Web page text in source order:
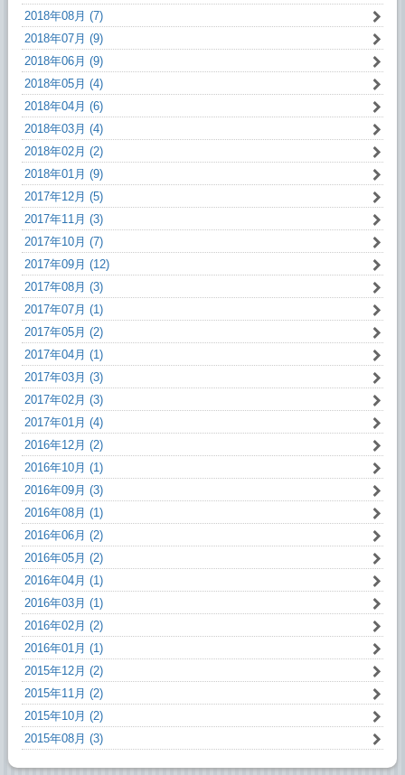
2018年08月 (7)
2018年07月 (9)
2018年06月 (9)
2018年05月 (4)
2018年04月 (6)
2018年03月 (4)
2018年02月 (2)
2018年01月 (9)
2017年12月 (5)
2017年11月 (3)
2017年10月 (7)
2017年09月 (12)
2017年08月 (3)
2017年07月 (1)
2017年05月 (2)
2017年04月 (1)
2017年03月 (3)
2017年02月 (3)
2017年01月 (4)
2016年12月 (2)
2016年10月 (1)
2016年09月 (3)
2016年08月 (1)
2016年06月 (2)
2016年05月 (2)
2016年04月 (1)
2016年03月 (1)
2016年02月 (2)
2016年01月 (1)
2015年12月 (2)
2015年11月 (2)
2015年10月 (2)
2015年08月 (3)